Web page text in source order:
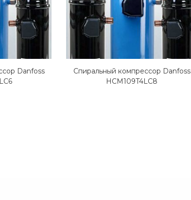
Danfoss
Спиральный компрессор Danfoss
HCM109T4LC8